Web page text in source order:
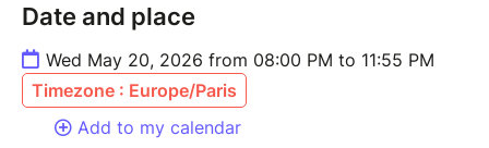
Date and place
Wed May 20, 2026 from 08:00 PM to 11:55 PM
Timezone : Europe/Paris
Add to my calendar